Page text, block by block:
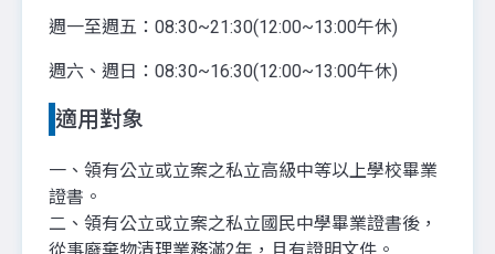
週一至週五：08:30~21:30(12:00~13:00午休)
週六、週日：08:30~16:30(12:00~13:00午休)
適用對象
一、領有公立或立案之私立高級中等以上學校畢業
證書。
二、領有公立或立案之私立國民中學畢業證書後，